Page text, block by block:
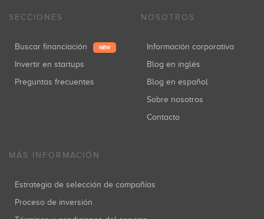
SECCIONES
Buscar financiación NEW
Invertir en startups
Preguntas frecuentes
NOSOTROS
Información corporativa
Blog en inglés
Blog en español
Sobre nosotros
Contacto
MÁS INFORMACIÓN
Estrategia de selección de compañías
Proceso de inversión